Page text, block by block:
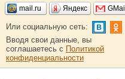
mail.ru Яндекс GMail
Или социальную сеть:
Вводя свои данные, вы
соглашаетесь с Политикой
конфиденциальности